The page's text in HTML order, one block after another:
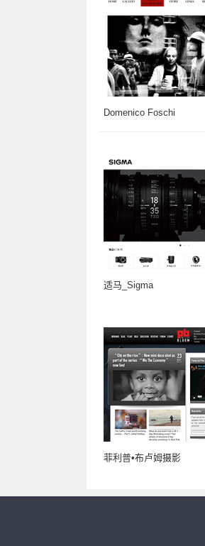
Domenico Foschi
适马_Sigma
菲利普•布卢姆摄影